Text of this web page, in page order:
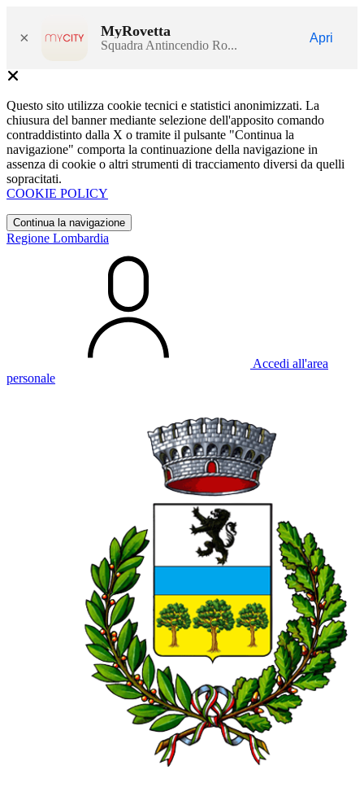
× MyRovetta
Squadra Antincendio Ro...
Apri
Questo sito utilizza cookie tecnici e statistici anonimizzati. La
chiusura del banner mediante selezione dell'apposito comando
contraddistinto dalla X o tramite il pulsante "Continua la
navigazione" comporta la continuazione della navigazione in
assenza di cookie o altri strumenti di tracciamento diversi da quelli
sopracitati.
COOKIE POLICY
Continua la navigazione
Regione Lombardia
Accedi all'area
personale